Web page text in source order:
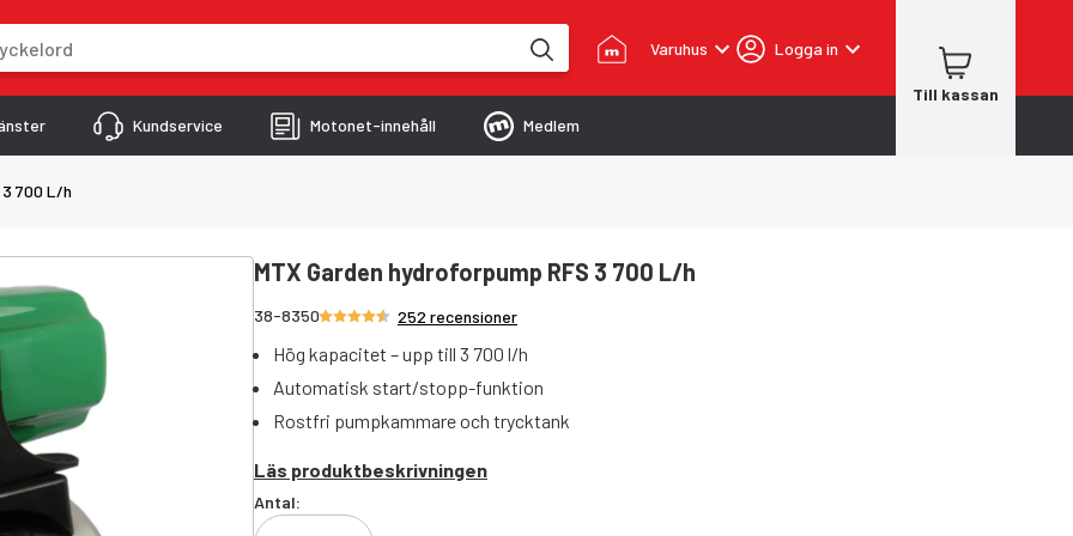
Varuhus Logga in
Till kassan
Kundservice Motonet-innehåll Medlem
3 700 L/h
MTX Garden hydroforpump RFS 3 700 L/h
38-8350Betyg 4.5/5 stjärnor
252 recensioner
Hög kapacitet – upp till 3 700 l/h
Automatisk start/stopp-funktion
Rostfri pumpkammare och trycktank
Läs produktbeskrivningen
Antal: